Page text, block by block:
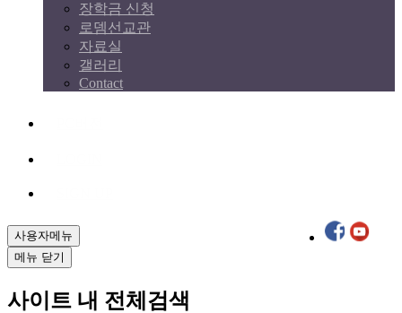
장학금 신청
로뎀선교관
자료실
갤러리
Contact
사용자메뉴
메뉴 닫기
사이트 내 전체검색